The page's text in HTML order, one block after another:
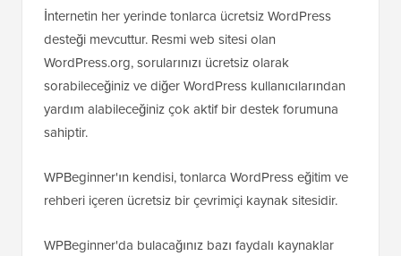
İnternetin her yerinde tonlarca ücretsiz WordPress
desteği mevcuttur. Resmi web sitesi olan
WordPress.org, sorularınızı ücretsiz olarak
sorabileceğiniz ve diğer WordPress kullanıcılarından
yardım alabileceğiniz çok aktif bir destek forumuna
sahiptir.
WPBeginner'ın kendisi, tonlarca WordPress eğitim ve
rehberi içeren ücretsiz bir çevrimiçi kaynak sitesidir.
WPBeginner'da bulacağınız bazı faydalı kaynaklar